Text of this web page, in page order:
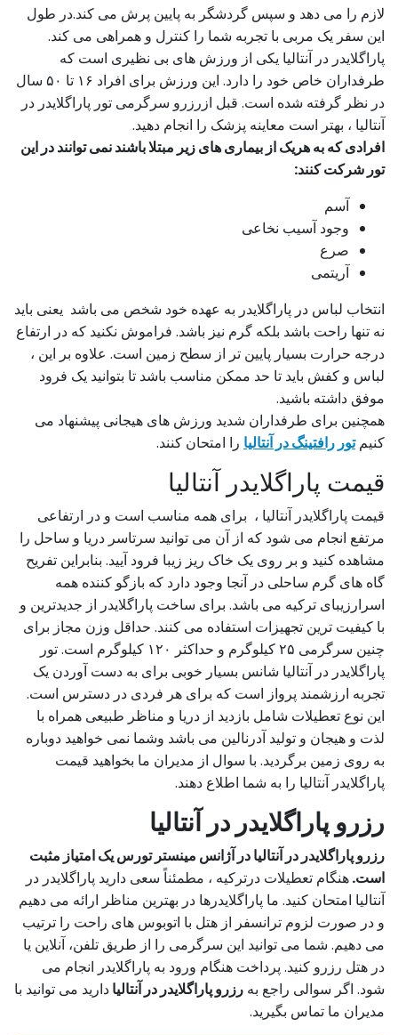
لازم را می دهد و سپس گردشگر به پایین پرش می کند.در طول
این سفر یک مربی با تجربه شما را کنترل و همراهی می کند.
پاراگلایدر در آنتالیا یکی از ورزش های بی نظیری است که
طرفداران خاص خود را دارد. این ورزش برای افراد ۱۶ تا ۵۰ سال
در نظر گرفته شده است. قبل ازرزرو سرگرمی تور پاراگلایدر در
آنتالیا ، بهتر است معاینه پزشک را انجام دهید.
افرادی که به هریک از بیماری های زیر مبتلا باشند نمی توانند در این
تور شرکت کنند:
آسم
وجود آسیب نخاعی
صرع
آریتمی
انتخاب لباس در پاراگلایدر به عهده خود شخص می باشد یعنی باید
نه تنها راحت باشد بلکه گرم نیز باشد. فراموش نکنید که در ارتفاع
درجه حرارت بسیار پایین تر از سطح زمین است. علاوه بر این ،
لباس و کفش باید تا حد ممکن مناسب باشد تا بتوانید یک فرود
موفق داشته باشید.
همچنین برای طرفداران شدید ورزش های هیجانی پیشنهاد می
کنیمتور رافتینگ در آنتالیا را امتحان کنند.
قیمت پاراگلایدر آنتالیا
قیمت پاراگلایدر آنتالیا ، برای همه مناسب است و در ارتفاعی
مرتفع انجام می شود که از آن می توانید سرتاسر دریا و ساحل را
مشاهده کنید و بر روی یک خاک ریز زیبا فرود آیید. بنابراین تفریح
گاه های گرم ساحلی در آنجا وجود دارد که بازگو کننده همه
اسرارزیبای ترکیه می باشد. برای ساخت پاراگلایدر از جدیدترین و
با کیفیت ترین تجهیزات استفاده می کنند. حداقل وزن مجاز برای
چنین سرگرمی ۲۵ کیلوگرم و حداکثر ۱۲۰ کیلوگرم است. تور
پاراگلایدر در آنتالیا شانس بسیار خوبی برای به دست آوردن یک
تجربه ارزشمند پرواز است که برای هر فردی در دسترس است.
این نوع تعطیلات شامل بازدید از دریا و مناظر طبیعی همراه با
لذت و هیجان و تولید آدرنالین می باشد وشما نمی خواهید دوباره
به روی زمین برگردید. با سوال از مدیران ما بخواهید قیمت
پاراگلایدر آنتالیا را به شما اطلاع دهند.
رزرو پاراگلایدر در آنتالیا
رزرو پاراگلایدر در آنتالیا در آژانس مینستر تورس یک امتیاز مثبت
است.هنگام تعطیلات درترکیه ، مطمئناً سعی دارید پاراگلایدر در
آنتالیا امتحان کنید. ما پاراگلایدرها در بهترین مناظر ارائه می دهیم
و در صورت لزوم ترانسفر از هتل با اتوبوس های راحت را ترتیب
می دهیم. شما می توانید این سرگرمی را از طریق تلفن، آنلاین یا
در هتل رزرو کنید. پرداخت هنگام ورود به پاراگلایدر انجام می
شود. اگر سوالی راجع به رزرو پاراگلایدر در آنتالیادارید می توانید با
مدیران ما تماس بگیرید.